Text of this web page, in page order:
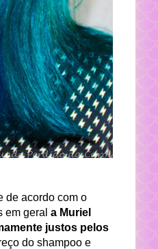
de acordo com o
em geral a Muriel
justos pelos
do shampoo e